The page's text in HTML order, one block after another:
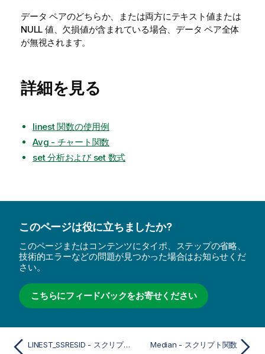
データ ペアのどちらか、または両方にテキスト値または
NULL 値、欠損値が含まれている場合、データ ペア全体
が無視されます。
詳細を見る
linest 関数の使用例
Avg - チャート関数
set 分析および set 数式
このページは役に立ちましたか?
このページまたはコンテンツにタイポ、ステップの省略、
技術的エラーなどの問題が見つかった場合はお知らせくだ
さい。
こちらにフィードバックをお寄せください
LINEST_SSRESID - スクリプト関数 Median - スクリプト関数